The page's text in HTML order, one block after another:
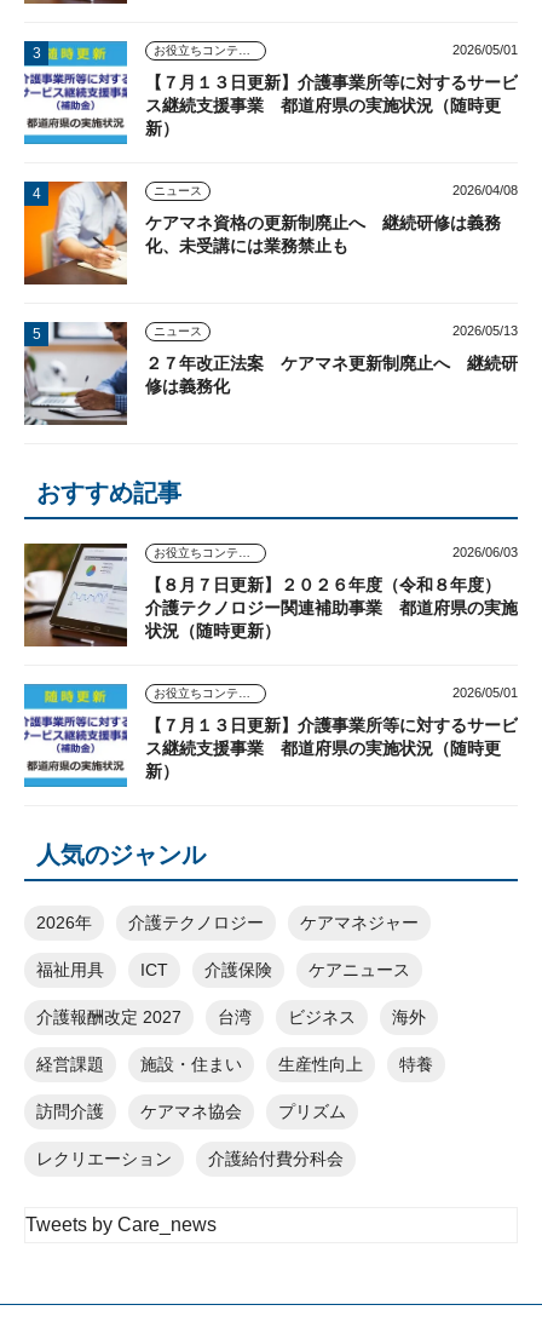
お役立ちコンテンツ 2026/05/01
【７月１３日更新】介護事業所等に対するサービ
ス継続支援事業 都道府県の実施状況（随時更
新）
ニュース 2026/04/08
ケアマネ資格の更新制廃止へ 継続研修は義務
化、未受講には業務禁止も
ニュース 2026/05/13
２７年改正法案 ケアマネ更新制廃止へ 継続研
修は義務化
おすすめ記事
お役立ちコンテンツ 2026/06/03
【８月７日更新】２０２６年度（令和８年度）
介護テクノロジー関連補助事業 都道府県の実施
状況（随時更新）
お役立ちコンテンツ 2026/05/01
【７月１３日更新】介護事業所等に対するサービ
ス継続支援事業 都道府県の実施状況（随時更
新）
人気のジャンル
2026年 介護テクノロジー ケアマネジャー
福祉用具 ICT 介護保険 ケアニュース
介護報酬改定 2027 台湾 ビジネス 海外
経営課題 施設・住まい 生産性向上 特養
訪問介護 ケアマネ協会 プリズム
レクリエーション 介護給付費分科会
Tweets by Care_news